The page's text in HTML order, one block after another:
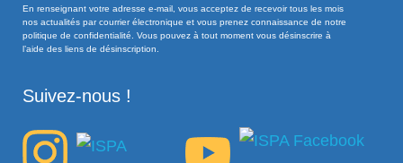
En renseignant votre adresse e-mail, vous acceptez de recevoir tous les mois
nos actualités par courrier électronique et vous prenez connaissance de notre
politique de confidentialité. Vous pouvez à tout moment vous désinscrire à
l’aide des liens de désinscription.
Suivez-nous !